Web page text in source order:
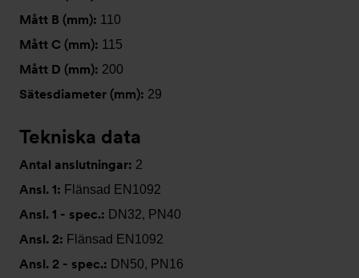
Mått B (mm): 110
Mått C (mm): 115
Mått D (mm): 200
Sätesdiameter (mm): 29
Tekniska data
Antal anslutningar: 2
Ansl. 1: Flänsad EN1092
Ansl. 1 - spec.: DN32, PN40
Ansl. 2: Flänsad EN1092
Ansl. 2 - spec.: DN50, PN16